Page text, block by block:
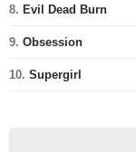
8. Evil Dead Burn
9. Obsession
10. Supergirl